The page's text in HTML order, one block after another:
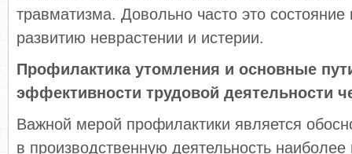
травматизма. Довольно часто это состояние
развитию неврастении и истерии.
Профилактика утомления и основные
эффективности трудовой деятельности
Важной мерой профилактики является
в производственную деятельность наиболее